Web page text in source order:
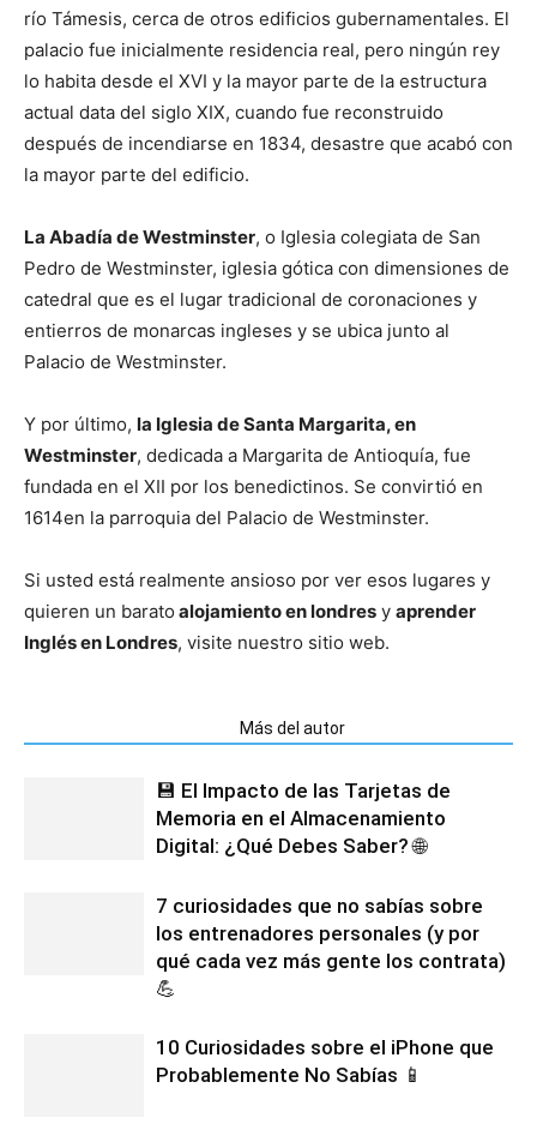
río Támesis, cerca de otros edificios gubernamentales. El
palacio fue inicialmente residencia real, pero ningún rey
lo habita desde el XVI y la mayor parte de la estructura
actual data del siglo XIX, cuando fue reconstruido
después de incendiarse en 1834, desastre que acabó con
la mayor parte del edificio.
La Abadía de Westminster, o Iglesia colegiata de San
Pedro de Westminster, iglesia gótica con dimensiones de
catedral que es el lugar tradicional de coronaciones y
entierros de monarcas ingleses y se ubica junto al
Palacio de Westminster.
Y por último, la Iglesia de Santa Margarita, en
Westminster, dedicada a Margarita de Antioquía, fue
fundada en el XII por los benedictinos. Se convirtió en
1614en la parroquia del Palacio de Westminster.
Si usted está realmente ansioso por ver esos lugares y
quieren un barato alojamiento en londres y aprender
Inglés en Londres, visite nuestro sitio web.
Más del autor
💾 El Impacto de las Tarjetas de
Memoria en el Almacenamiento
Digital: ¿Qué Debes Saber? 🌐
7 curiosidades que no sabías sobre
los entrenadores personales (y por
qué cada vez más gente los contrata)
💪
10 Curiosidades sobre el iPhone que
Probablemente No Sabías 📱